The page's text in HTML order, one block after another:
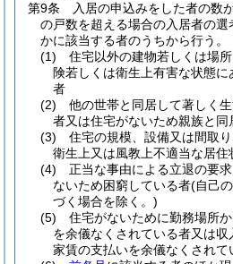
第9条
入居の申込みをした者の数
の戸数を超える場合の入居者の選
かに該当する者のうちから行う。
(1)
住宅以外の建物若しくは場
険若しくは衛生上有害な状態
者
(2)
他の世帯と同居して著しく
者又は住宅がないため親族と
(3)
住宅の規模、設備又は間取
衛生上又は風教上不適当な居住
(4)
正当な事由による立退の要
ないため困窮している者(自己
づく場合を除く。)
(5)
住宅がないために勤務場所
を余儀なくされている者又は
家賃の支払いを余儀なくされて